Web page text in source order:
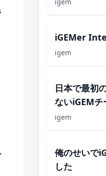
iGEMer
igem
日本で最初
ないiGEM
げを目指し
igem
俺のせいで
した